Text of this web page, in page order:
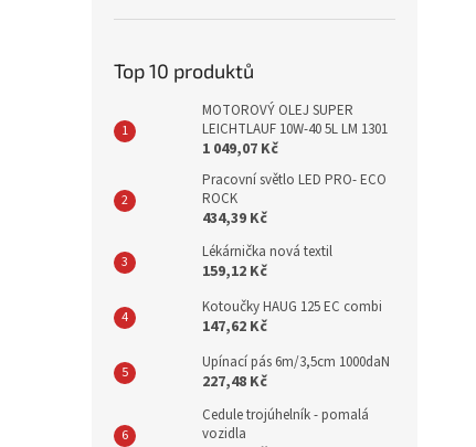
Top 10 produktů
MOTOROVÝ OLEJ SUPER
LEICHTLAUF 10W-40 5L LM 1301
1 049,07 Kč
Pracovní světlo LED PRO- ECO
ROCK
434,39 Kč
Lékárnička nová textil
159,12 Kč
Kotoučky HAUG 125 EC combi
147,62 Kč
Upínací pás 6m/3,5cm 1000daN
227,48 Kč
Cedule trojúhelník - pomalá
vozidla